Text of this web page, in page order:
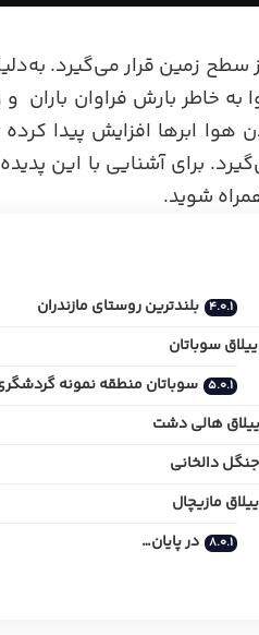
سطح زمین قرار می‌گیرد.
خاطر بارش فراوان باران و
هوا ابرها افزایش پیدا
برای آشنایی با این
شوید.
بلندترین روستای مازندران
ییلاق سوباتان
سوباتان منطقه نمونه
ییلاق هالی دشت
جنگل دالخانی
ییلاق مازیچال
در پایان…